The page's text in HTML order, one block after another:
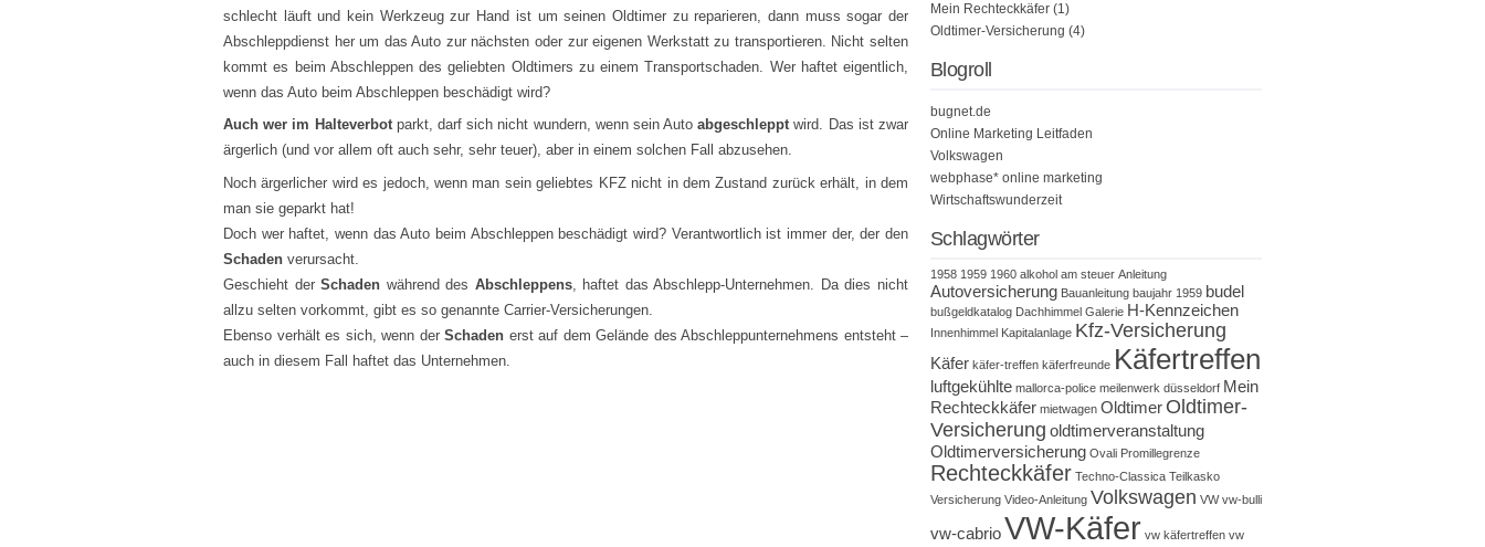
schlecht läuft und kein Werkzeug zur Hand ist um seinen Oldtimer zu reparieren, dann muss sogar der
Abschleppdienst her um das Auto zur nächsten oder zur eigenen Werkstatt zu transportieren. Nicht selten
kommt es beim Abschleppen des geliebten Oldtimers zu einem Transportschaden. Wer haftet eigentlich,
wenn das Auto beim Abschleppen beschädigt wird?
Auch wer im Halteverbotparkt, darf sich nicht wundern, wenn sein Autoabgeschlepptwird. Das ist zwar
ärgerlich (und vor allem oft auch sehr, sehr teuer), aber in einem solchen Fall abzusehen.
Noch ärgerlicher wird es jedoch, wenn man sein geliebtes KFZ nicht in dem Zustand zurück erhält, in dem
man sie geparkt hat!
Doch wer haftet, wenn das Auto beim Abschleppen beschädigt wird? Verantwortlich ist immer der, der den
Schaden verursacht.
Geschieht derSchaden während des Abschleppens, haftet das Abschlepp-Unternehmen. Da dies nicht
allzu selten vorkommt, gibt es so genannte Carrier-Versicherungen.
Ebenso verhält es sich, wenn der Schaden erst auf dem Gelände des Abschleppunternehmens entsteht –
auch in diesem Fall haftet das Unternehmen.
Mein Rechteckkäfer (1)
Oldtimer-Versicherung (4)
Blogroll
bugnet.de
Online Marketing Leitfaden
Volkswagen
webphase* online marketing
Wirtschaftswunderzeit
Schlagwörter
1958 1959 1960 alkohol am steuer Anleitung
Autoversicherung Bauanleitung baujahr 1959 budel
bußgeldkatalog Dachhimmel Galerie H-Kennzeichen
Innenhimmel Kapitalanlage Kfz-Versicherung
Käfer käfer-treffen käferfreunde Käfertreffen
luftgekühlte mallorca-police meilenwerk düsseldorf Mein
Rechteckkäfer mietwagen Oldtimer Oldtimer-
Versicherung oldtimerveranstaltung
Oldtimerversicherung Ovali Promillegrenze
Rechteckkäfer Techno-Classica Teilkasko
Versicherung Video-Anleitung Volkswagen VW vw-bulli
vw-cabrioVW-Käfer vw käfertreffen vw